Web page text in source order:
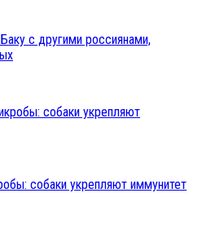
с другими россиянами,
собаки укрепляют иммунитет